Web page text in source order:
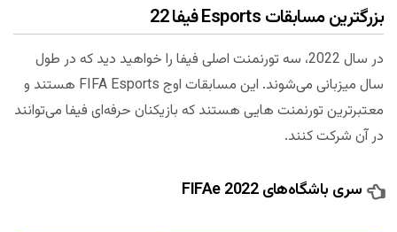
بزرگترین مسابقات Esports فیفا 22
در سال 2022، سه تورنمنت اصلی فیفا را خواهید دید که در طول
سال میزبانی می‌شوند. این مسابقات اوج FIFA Esports هستند و
معتبرترین تورنمنت هایی هستند که بازیکنان حرفه‌ای فیفا می‌توانند
در آن شرکت کنند.
سری باشگاه‌های FIFAe 2022